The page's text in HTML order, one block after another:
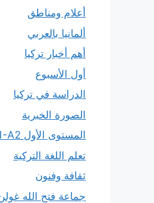
أعلام ومناطق
ألمانيا بالعربي
أهم أخبار تركيا
أول الأسبوع
الدراسة في تركيا
الصورة الخبرية
المستوى الأول A1-A2
تعلم اللغة التركية
ثقافة وفنون
جماعة فتح الله